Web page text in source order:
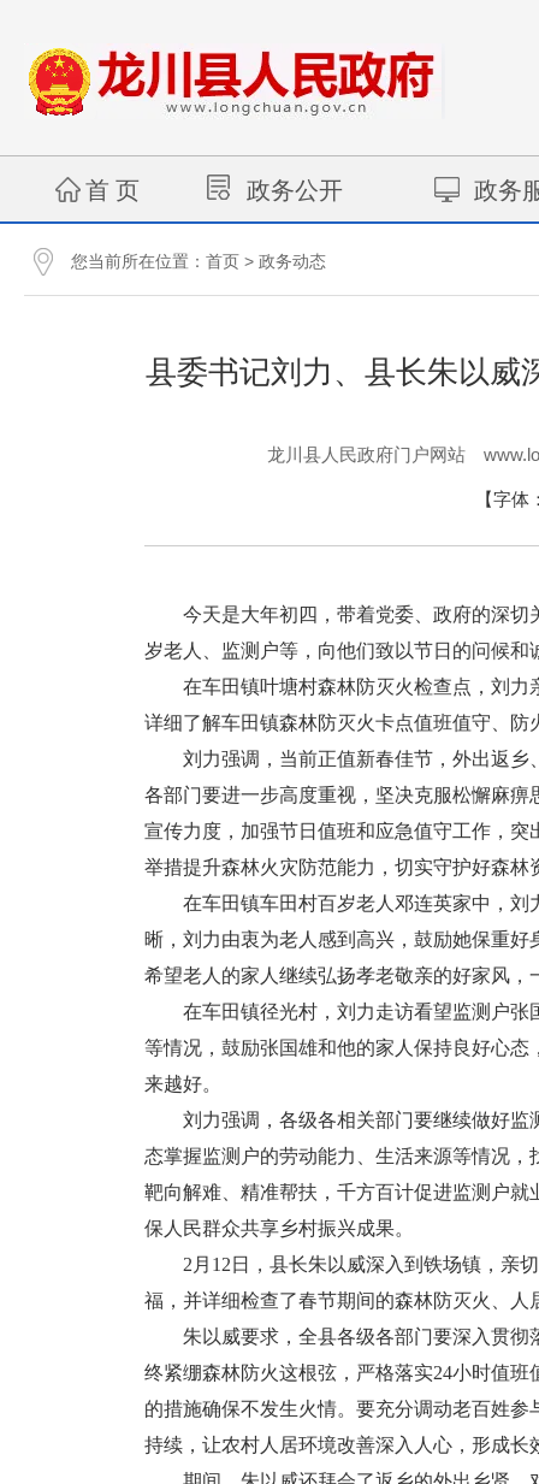
首 页 政务公开 政务
您当前所在位置： 首页 > 政务动态
县委书记刘力、县长朱以威
龙川县人民政府门户网站
【字体
今天是大年初四，带着党委、政府的深切
岁老人、监测户等，向他们致以节日的问候
在车田镇叶塘村森林防灭火检查点，刘力
详细了解车田镇森林防灭火卡点值班值守、
刘力强调，当前正值新春佳节，外出返乡
各部门要进一步高度重视，坚决克服松懈麻
宣传力度，加强节日值班和应急值守工作，
举措提升森林火灾防范能力，切实守护好森
在车田镇车田村百岁老人邓连英家中，刘
晰，刘力由衷为老人感到高兴，鼓励她保重
希望老人的家人继续弘扬孝老敬亲的好家风
在车田镇径光村，刘力走访看望监测户张
等情况，鼓励张国雄和他的家人保持良好心
来越好。
刘力强调，各级各相关部门要继续做好监
态掌握监测户的劳动能力、生活来源等情况
靶向解难、精准帮扶，千方百计促进监测户
保人民群众共享乡村振兴成果。
2月12日，县长朱以威深入到铁场镇，亲切
福，并详细检查了春节期间的森林防灭火、
朱以威要求，全县各级各部门要深入贯彻
终紧绷森林防火这根弦，严格落实24小时值
的措施确保不发生火情。要充分调动老百姓
持续，让农村人居环境改善深入人心，形成长